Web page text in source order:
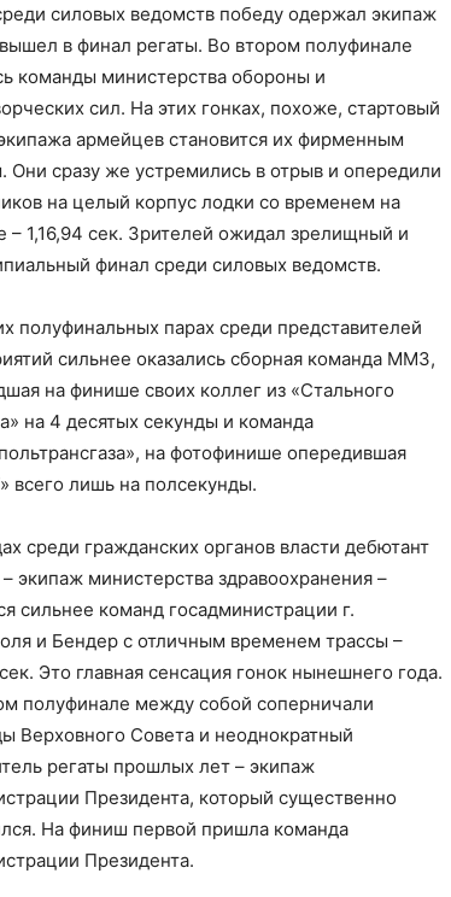
силовых ведомств победу одержал экипаж
в финал регаты. Во втором полуфинале
команды министерства обороны и
сил. На этих гонках, похоже, стартовый
армейцев становится их фирменным
Они сразу же устремились в отрыв и опередили
на целый корпус лодки со временем на
– 1,16,94 сек. Зрителей ожидал зрелищный и
финал среди силовых ведомств.
полуфинальных парах среди представителей
сильнее оказались сборная команда ММЗ,
на финише своих коллег из «Стального
на 4 десятых секунды и команда
на фотофинише опередившая
всего лишь на полсекунды.
среди гражданских органов власти дебютант
– экипаж министерства здравоохранения –
сильнее команд госадминистрации г.
и Бендер с отличным временем трассы –
Это главная сенсация гонок нынешнего года.
полуфинале между собой соперничали
Верховного Совета и неоднократный
регаты прошлых лет – экипаж
Президента, который существенно
На финиш первой пришла команда
Президента.